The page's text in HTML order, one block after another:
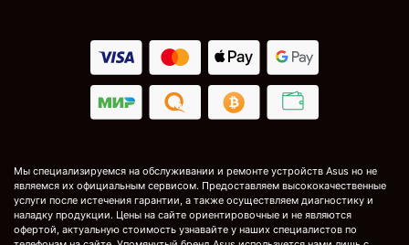
Мы специализируемся на обслуживании и ремонте устройств Asus но не
являемся их официальным сервисом. Предоставляем высококачественные
услуги после истечения гарантии, а также осуществляем диагностику и
наладку продукции. Цены на сайте ориентировочные и не являются
офертой, актуальную стоимость узнавайте у наших специалистов по